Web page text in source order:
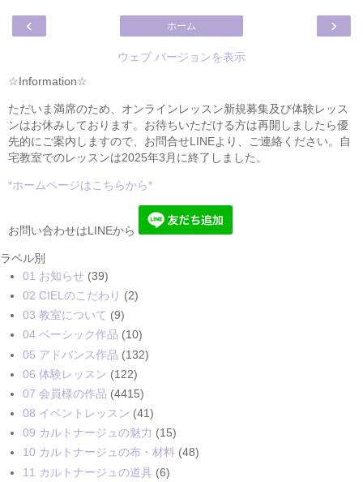
‹ ›
ホーム
ウェブ バージョンを表示
☆Information☆
ただいま満席のため、オンラインレッスン新規募集及び体験レッス
ンはお休みしております。お待ちいただける方は再開しましたら優
先的にご案内しますので、お問合せLINEより、ご連絡ください。自
宅教室でのレッスンは2025年3月に終了しました。
*ホームページはこちらから*
お問い合わせはLINEから
ラベル別
01 お知らせ (39)
02 CIELのこだわり (2)
03 教室について (9)
04 ベーシック作品 (10)
05 アドバンス作品 (132)
06 体験レッスン (122)
07 会員様の作品 (4415)
08 イベントレッスン (41)
09 カルトナージュの魅力 (15)
10 カルトナージュの布・材料 (48)
11 カルトナージュの道具 (6)